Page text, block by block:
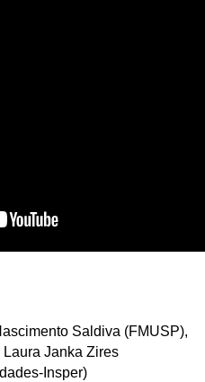
Saldiva (FMUSP),
Janka Zires
Insper)